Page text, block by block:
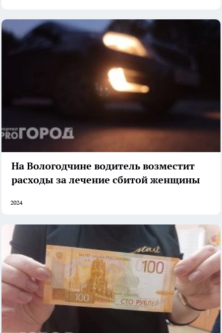
На Вологодчине водитель возместит
расходы за лечение сбитой женщины
2024